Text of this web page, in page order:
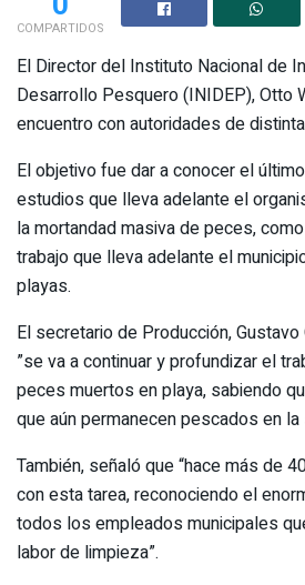
COMPARTIDOS
El Director del Instituto Nacional de
Desarrollo Pesquero (INIDEP), Otto
encuentro con autoridades de
El objetivo fue dar a conocer el
estudios que lleva adelante el
la mortandad masiva de peces,
trabajo que lleva adelante el
playas.
El secretario de Producción,
”se va a continuar y profundizar el
peces muertos en playa, sabiendo
que aún permanecen pescados en
También, señaló que “hace más de
con esta tarea, reconociendo el
todos los empleados municipales
labor de limpieza”.